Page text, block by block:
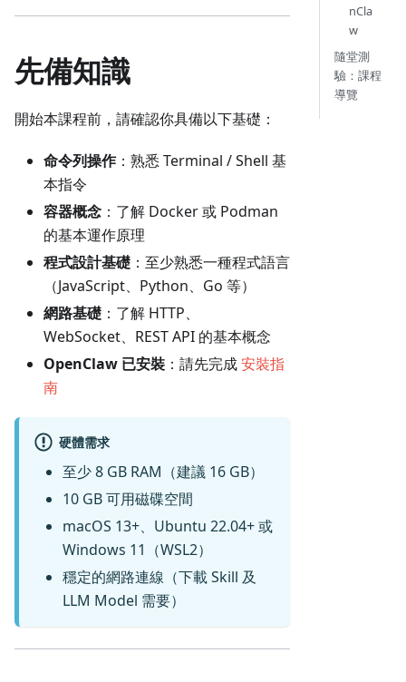
先備知識
開始本課程前，請確認你具備以下基礎：
命令列操作：熟悉 Terminal / Shell 基
本指令
容器概念 ：了解 Docker 或 Podman
的基本運作原理
程式設計基礎 ：至少熟悉一種程式語言
（JavaScript、Python、Go 等）
網路基礎 ：了解 HTTP、
WebSocket、REST API 的基本概念
OpenClaw 已安裝 ：請先完成安裝指
南
硬體需求
至少 8 GB RAM（建議 16 GB）
10 GB 可用磁碟空間
macOS 13+、Ubuntu 22.04+ 或
Windows 11（WSL2）
穩定的網路連線（下載 Skill 及
LLM Model 需要）
nCla
w
隨堂測
驗：課程
導覽